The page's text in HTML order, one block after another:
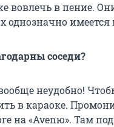
вовлечь в пение.
однозначно
соседи?
неудобно!
в караоке.
на «Avenю». Там